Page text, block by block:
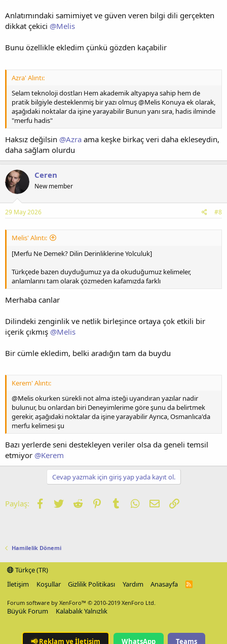
Anlatımındaki samimiyet ve güven veren bilgi dili gerçekten
dikkat çekici @Melis
Bunu özellikle ekledim çünkü gözden kaçabilir
Azra' Alıntı:
Selam teknoloji dostları Hem akademik altyapıya sahip hem de
pratik bilgiyle desteklenmiş bir yazı olmuş @Melis Konuya ek olarak,
aşağıdaki noktalar da işine yarayabilir Bunun yanı sıra, hadis ilminde
"merfu hadis"
Haksız değilsin @Azra ama keşke birkaç veri daha ekleseydin,
daha sağlam olurdu
Ceren
New member
29 May 2026 #8
Melis' Alıntı:
[Merfu Ne Demek? Dilin Derinliklerine Yolculuk]
Türkçede bazen duyduğumuz ya da okuduğumuz kelimeler,
anlamlarını tam olarak çözmeden kafamızda farklı
Merhaba canlar
Dilindeki zenginlik ve netlik birleşince ortaya çok etkili bir
içerik çıkmış @Melis
Bir cümle ekledim, belki aradığın tam da buydu
Kerem' Alıntı:
@Melis okurken sürekli not alma isteği uyandıran yazılar nadir
bulunur, bu onlardan biri Deneyimlerime göre şunu da belirtmek
gerekir, aşağıdaki noktalar da işine yarayabilir Ayrıca, Osmanlıca'da
merfu kelimesi şu
Bazı yerlerde seni destekleyen veriler olsa da geneli temsil
etmiyor @Kerem
Cevap yazmak için giriş yap yada kayıt ol.
Paylaş: Facebook
TwitterReddit PinterestTumblrWhatsApp
E-postaLink
Hamilelik Dönemi
Türkçe (TR)
İletişim
Koşullar Gizlilik Politikası Yardım Anasayfa
R
Forum software by XenForo™ © 2010-2019 XenForo Ltd.
Büyük Forum Kalabalık Yalnızlık
📢Reklam ve İletişim WhatsApp Teams